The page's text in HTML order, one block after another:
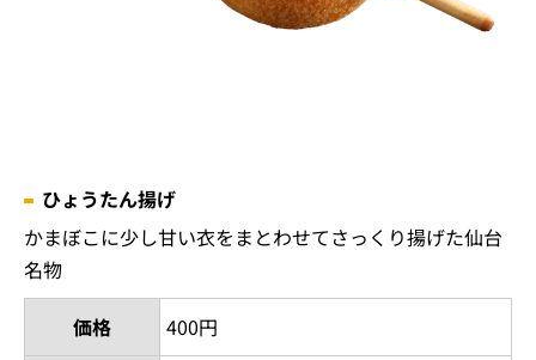
ひょうたん揚げ
かまぼこに少し甘い衣をまとわせてさっくり揚げた仙台
名物
価格
400円